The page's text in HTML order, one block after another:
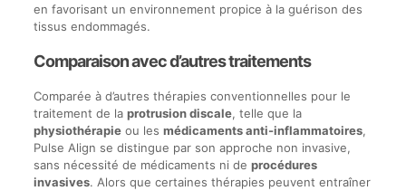
en favorisant un environnement propice à la guérison des
tissus endommagés.
Comparaison avec d’autres traitements
Comparée à d’autres thérapies conventionnelles pour le
traitement de la protrusion discale, telle que la
physiothérapieou les médicaments anti-inflammatoires,
Pulse Align se distingue par son approche non invasive,
sans nécessité de médicaments ni de procédures
invasives. Alors que certaines thérapies peuvent entraîner